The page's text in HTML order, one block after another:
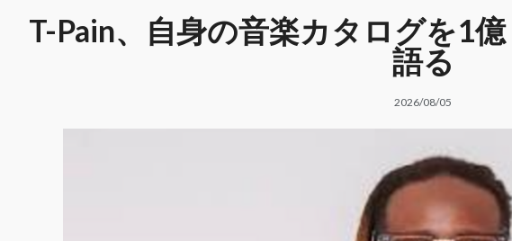
T-Pain、自身の音楽カタログを1
語る
2026/08/05